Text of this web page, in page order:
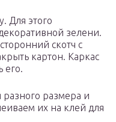
Для этого
зелени.
скотч с
картон. Каркас
его.
размера и
их на клей для